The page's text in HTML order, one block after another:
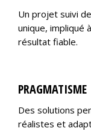
Un projet suivi
unique, impliqué
résultat fiable.
PRAGMATISME
Des solutions
réalistes et